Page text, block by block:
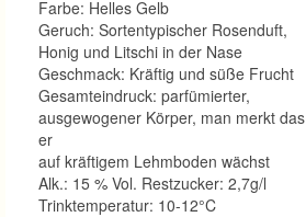
Farbe: Helles Gelb
Geruch: Sortentypischer Rosenduft,
Honig und Litschi in der Nase
Geschmack: Kräftig und süße Frucht
Gesamteindruck: parfümierter,
ausgewogener Körper, man merkt das
er
auf kräftigem Lehmboden wächst
Alk.: 15 % Vol. Restzucker: 2,7g/l
Trinktemperatur: 10-12°C